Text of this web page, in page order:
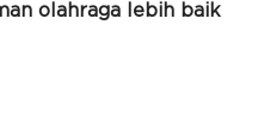
olahraga lebih baik